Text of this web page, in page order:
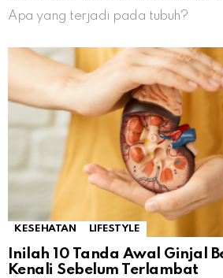
Apa yang terjadi pada tubuh?
KESEHATAN LIFESTYLE
Inilah 10 Tanda Awal Ginjal
Kenali Sebelum Terlambat